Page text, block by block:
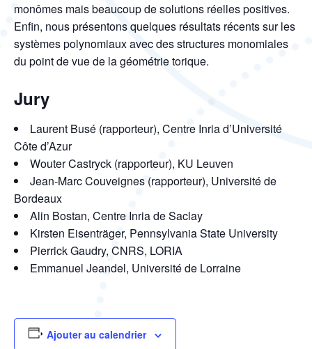
monômes mais beaucoup de solutions réelles positives.
Enfin, nous présentons quelques résultats récents sur les
systèmes polynomiaux avec des structures monomiales
du point de vue de la géométrie torique.
Jury
Laurent Busé (rapporteur), Centre Inria d’Université
Côte d’Azur
Wouter Castryck (rapporteur), KU Leuven
Jean-Marc Couveignes (rapporteur), Université de
Bordeaux
Alin Bostan, Centre Inria de Saclay
Kirsten Eisenträger, Pennsylvania State University
Pierrick Gaudry, CNRS, LORIA
Emmanuel Jeandel, Université de Lorraine
Ajouter au calendrier